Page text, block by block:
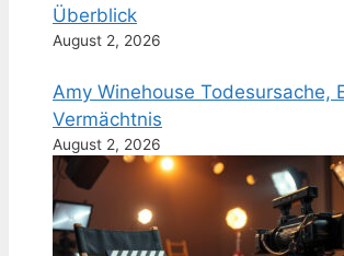
Überblick
August 2, 2026
Amy Winehouse Todesursache,
Vermächtnis
August 2, 2026